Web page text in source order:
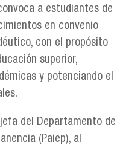
a estudiantes de
en convenio
con el propósito
superior,
y potenciando el
del Departamento de
(Paiep), al